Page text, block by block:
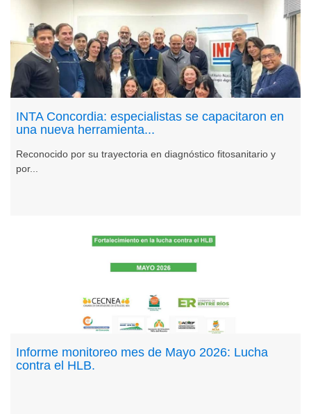
INTA Concordia: especialistas se capacitaron en
una nueva herramienta...
Reconocido por su trayectoria en diagnóstico fitosanitario y
por...
Informe monitoreo mes de Mayo 2026: Lucha
contra el HLB.